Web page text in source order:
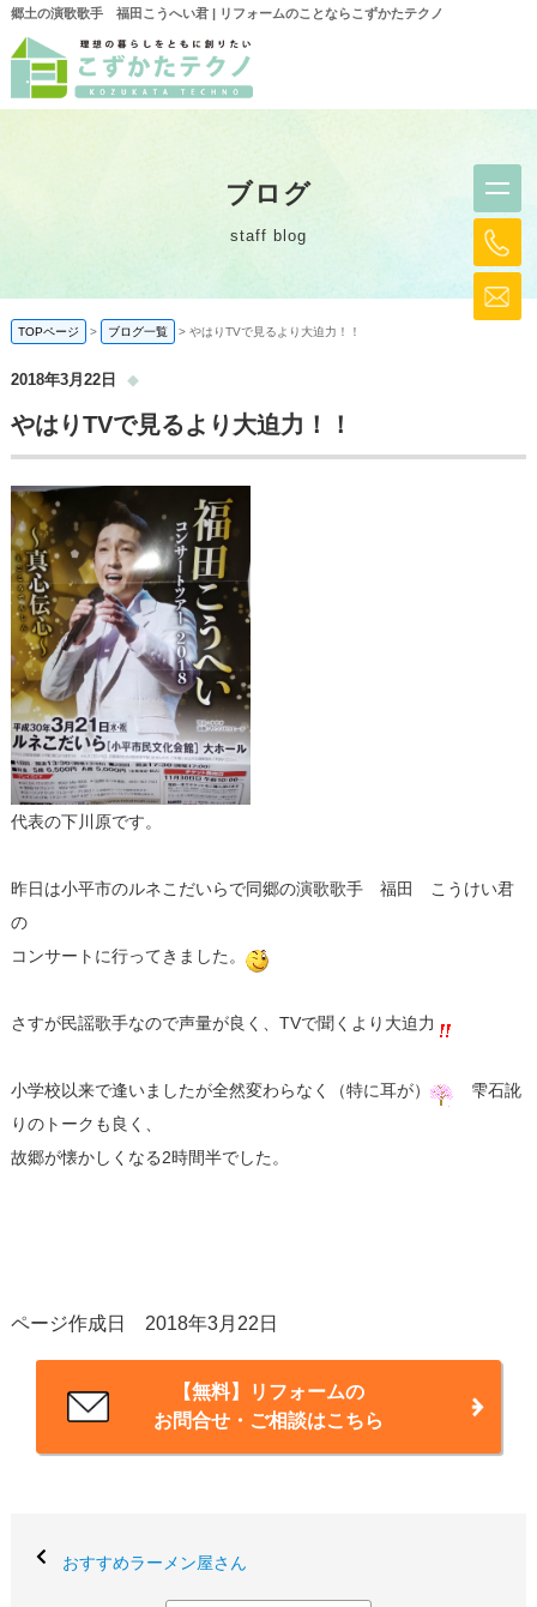
郷土の演歌歌手 福田こうへい君 | リフォームのことならこずかたテクノ
ブログ
staff blog
TOPページ ブログ一覧 やはりTVで見るより大迫力！！
2018年3月22日
やはりTVで見るより大迫力！！
代表の下川原です。
昨日は小平市のルネこだいらで同郷の演歌歌手 福田 こうけい君
の
コンサートに行ってきました。
さすが民謡歌手なので声量が良く、TVで聞くより大迫力
小学校以来で逢いましたが全然変わらなく（特に耳が）
雫石訛
りのトークも良く、
故郷が懐かしくなる2時間半でした。
ページ作成日 2018年3月22日
【無料】リフォームの
お問合せ・ご相談はこちら
おすすめラーメン屋さん